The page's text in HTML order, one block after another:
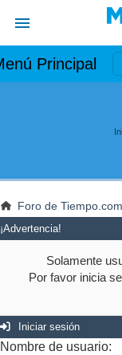
Principal
Foro de Tiempo.com
¡Advertencia!
Solamente
Por favor inicia
Iniciar sesión
Nombre de usuario: